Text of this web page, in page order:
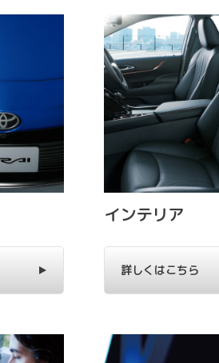
インテリア
詳しくはこちら